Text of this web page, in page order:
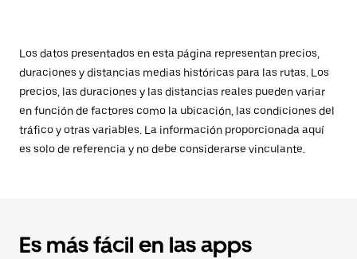
Los datos presentados en esta página representan precios,
duraciones y distancias medias históricas para las rutas. Los
precios, las duraciones y las distancias reales pueden variar
en función de factores como la ubicación, las condiciones del
tráfico y otras variables. La información proporcionada aquí
es solo de referencia y no debe considerarse vinculante.
Es más fácil en las apps